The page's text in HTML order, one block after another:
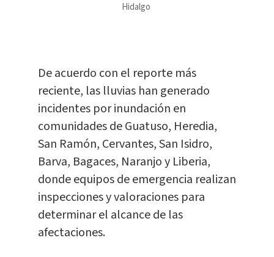
Hidalgo
De acuerdo con el reporte más
reciente, las lluvias han generado
incidentes por inundación en
comunidades de Guatuso, Heredia,
San Ramón, Cervantes, San Isidro,
Barva, Bagaces, Naranjo y Liberia,
donde equipos de emergencia realizan
inspecciones y valoraciones para
determinar el alcance de las
afectaciones.